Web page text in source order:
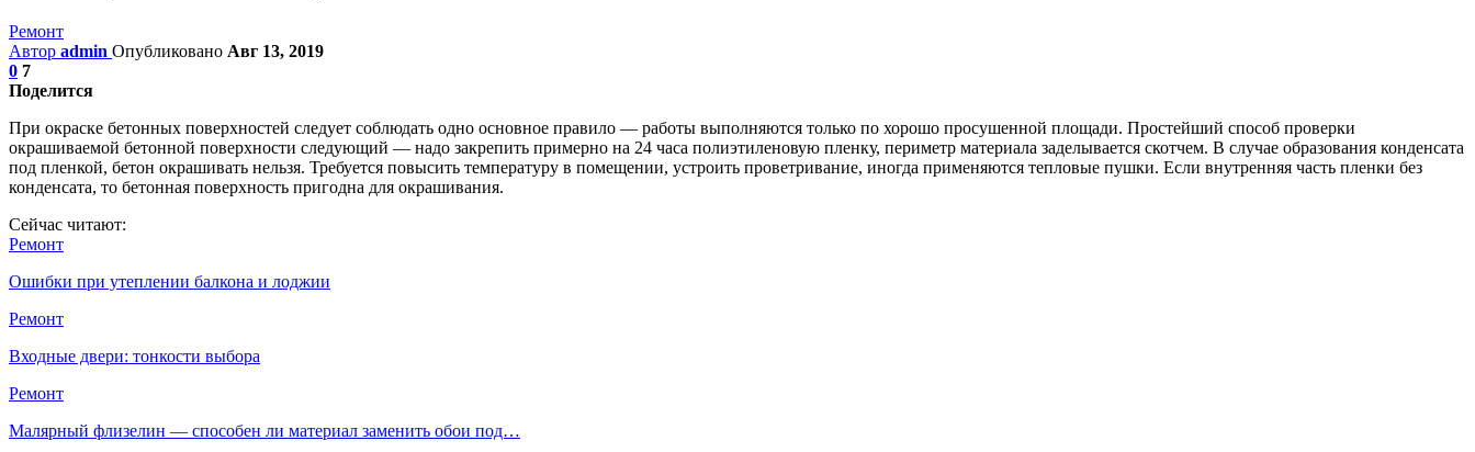
Ремонт
Автор admin Опубликовано Авг 13, 2019
0 7
Поделится
При окраске бетонных поверхностей следует соблюдать одно основное правило — работы выполняются только по хорошо просушенной площади. Простейший способ проверки
окрашиваемой бетонной поверхности следующий — надо закрепить примерно на 24 часа полиэтиленовую пленку, периметр материала заделывается скотчем. В случае образования конденсата
под пленкой, бетон окрашивать нельзя. Требуется повысить температуру в помещении, устроить проветривание, иногда применяются тепловые пушки. Если внутренняя часть пленки без
конденсата, то бетонная поверхность пригодна для окрашивания.
Сейчас читают:
Ремонт
Ошибки при утеплении балкона и лоджии
Ремонт
Входные двери: тонкости выбора
Ремонт
Малярный флизелин — способен ли материал заменить обои под…